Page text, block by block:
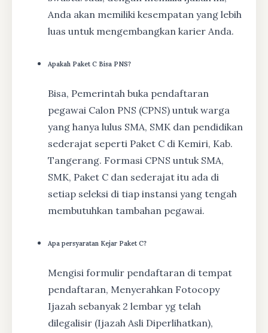
Anda akan memiliki kesempatan yang lebih
luas untuk mengembangkan karier Anda.
Apakah Paket C Bisa PNS?
Bisa, Pemerintah buka pendaftaran
pegawai Calon PNS (CPNS) untuk warga
yang hanya lulus SMA, SMK dan pendidikan
sederajat seperti Paket C di Kemiri, Kab.
Tangerang. Formasi CPNS untuk SMA,
SMK, Paket C dan sederajat itu ada di
setiap seleksi di tiap instansi yang tengah
membutuhkan tambahan pegawai.
Apa persyaratan Kejar Paket C?
Mengisi formulir pendaftaran di tempat
pendaftaran, Menyerahkan Fotocopy
Ijazah sebanyak 2 lembar yg telah
dilegalisir (Ijazah Asli Diperlihatkan),